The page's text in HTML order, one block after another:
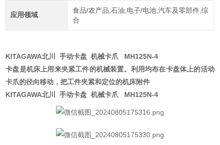
应用领域
食品/农产品,石油,电子/电池,汽车及零部件,综
合
KITAGAWA北川 手动卡盘 机械卡爪 MH125N-4
卡盘是机床上用来夹紧工件的机械装置。利用均布在卡盘体上的活动
卡爪的径向移动，把工件夹紧和定位的机床附件
KITAGAWA北川 手动卡盘 机械卡爪 MH125N-4